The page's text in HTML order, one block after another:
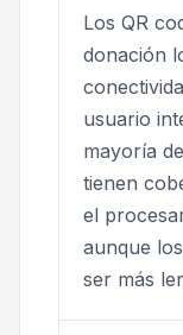
Los QR
donación
usuario
mayoría
tienen
el
aunque
ser más